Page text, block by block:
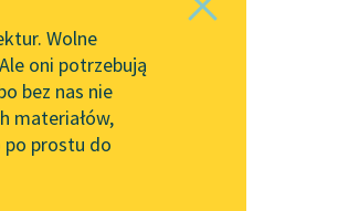
Zasady wykorzystania
Wolnych Lektur
promocyjne
Wolne
oni potrzebują
bez nas nie
materiałów,
po prostu do